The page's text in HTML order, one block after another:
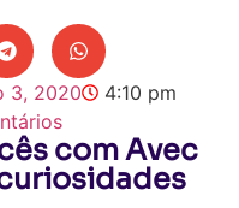
3, 2020
4:10 pm
com Avec